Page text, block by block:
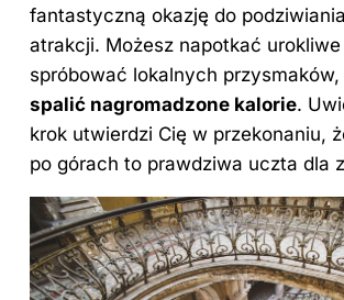
fantastyczną okazję do
atrakcji. Możesz napotkać
spróbować lokalnych
spalić nagromadzone kalorie.
krok utwierdzi Cię w przekonaniu,
po górach to prawdziwa uczta dla